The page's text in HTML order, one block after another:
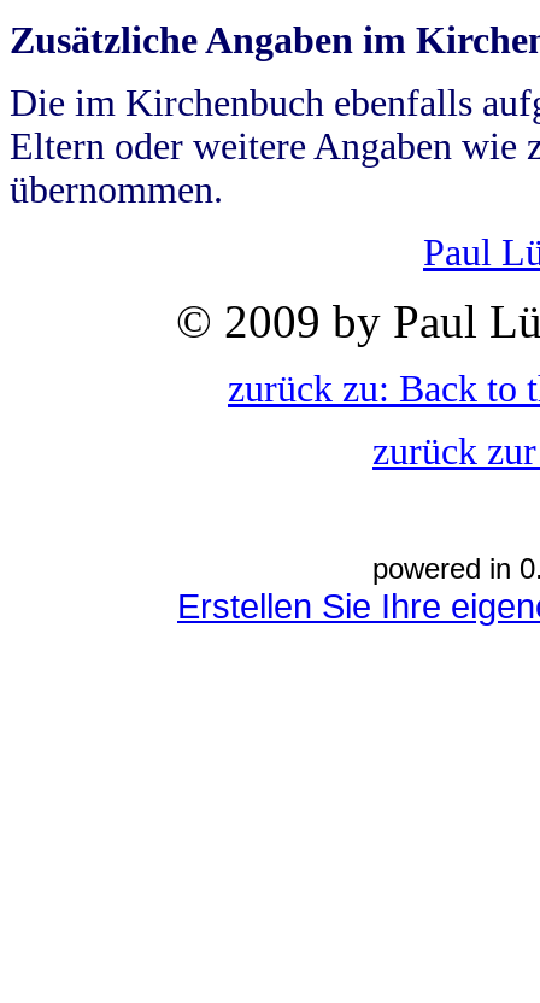
Zusätzliche Angaben im
Die im Kirchenbuch ebenfalls
Eltern oder weitere Angaben wie
übernommen.
Paul
© 2009 by Paul
zurück zu: Back to
zurück
powered in
Erstellen Sie Ihre